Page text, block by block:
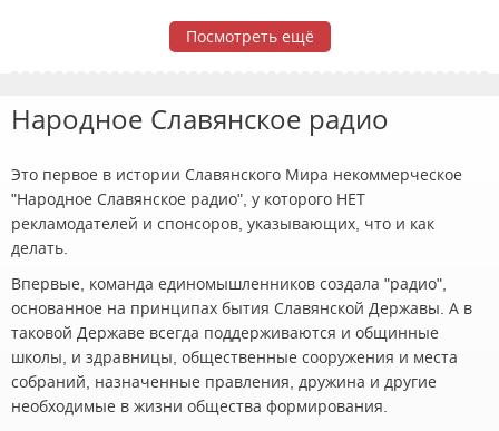
Посмотреть ещё
Народное Славянское радио
Это первое в истории Славянского Мира некоммерческое
"Народное Славянское радио", у которого НЕТ
рекламодателей и спонсоров, указывающих, что и как
делать.
Впервые, команда единомышленников создала "радио",
основанное на принципах бытия Славянской Державы. А в
таковой Державе всегда поддерживаются и общинные
школы, и здравницы, общественные сооружения и места
собраний, назначенные правления, дружина и другие
необходимые в жизни общества формирования.